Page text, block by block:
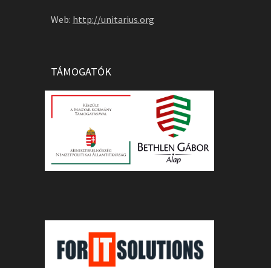
Web: http://unitarius.org
TÁMOGATÓK